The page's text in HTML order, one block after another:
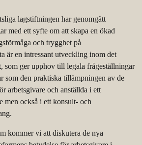
lagstiftningen har genomgått
med ett syfte om att skapa en ökad
och trygghet på
är en intressant utveckling inom det
som ger upphov till legala frågeställningar
som den praktiska tillämpningen av de
arbetsgivare och anställda i ett
men också i ett konsult- och
kommer vi att diskutera de nya